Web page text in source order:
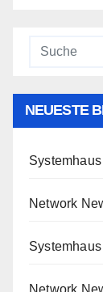
NEUESTE
Network